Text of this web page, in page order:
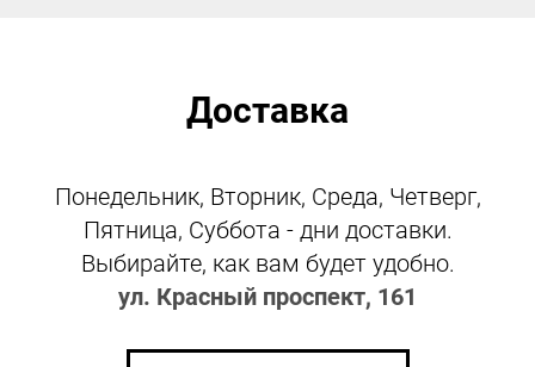
Доставка
Понедельник, Вторник, Среда, Четверг,
Пятница, Суббота - дни доставки.
Выбирайте, как вам будет удобно.
ул. Красный проспект, 161